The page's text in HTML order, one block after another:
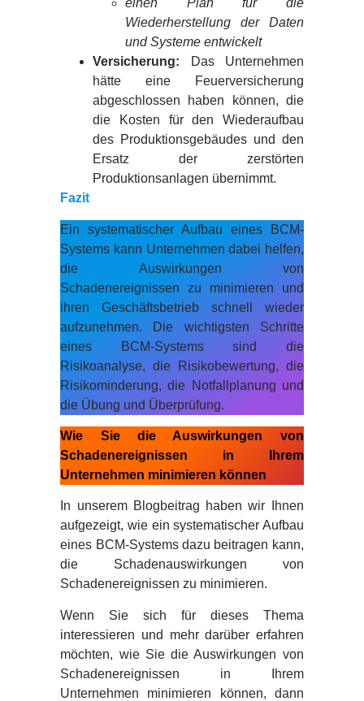
einen Plan für die
Wiederherstellung der Daten
und Systeme entwickelt
Versicherung: Das Unternehmen
hätte eine Feuerversicherung
abgeschlossen haben können, die
die Kosten für den Wiederaufbau
des Produktionsgebäudes und den
Ersatz der zerstörten
Produktionsanlagen übernimmt.
Fazit
Ein systematischer Aufbau eines BCM-
Systems kann Unternehmen dabei helfen,
die Auswirkungen von
Schadenereignissen zu minimieren und
ihren Geschäftsbetrieb schnell wieder
aufzunehmen. Die wichtigsten Schritte
eines BCM-Systems sind die
Risikoanalyse, die Risikobewertung, die
Risikominderung, die Notfallplanung und
die Übung und Überprüfung.
Wie Sie die Auswirkungen von
Schadenereignissen in Ihrem
Unternehmen minimieren können
In unserem Blogbeitrag haben wir Ihnen
aufgezeigt, wie ein systematischer Aufbau
eines BCM-Systems dazu beitragen kann,
die Schadenauswirkungen von
Schadenereignissen zu minimieren.
Wenn Sie sich für dieses Thema
interessieren und mehr darüber erfahren
möchten, wie Sie die Auswirkungen von
Schadenereignissen in Ihrem
Unternehmen minimieren können, dann